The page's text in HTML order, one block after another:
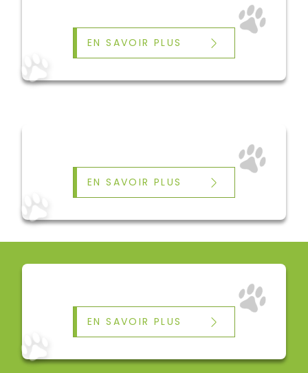
EN SAVOIR PLUS
EN SAVOIR PLUS
EN SAVOIR PLUS